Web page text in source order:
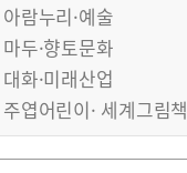
아람누리·예술
마두·향토문화
대화·미래산업
주엽어린이· 세계그림책